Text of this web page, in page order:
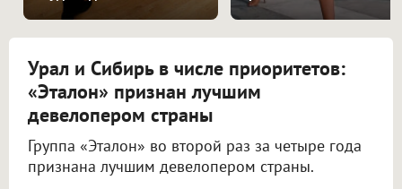
Урал и Сибирь в числе приоритетов:
«Эталон» признан лучшим
девелопером страны
Группа «Эталон» во второй раз за четыре года
признана лучшим девелопером страны.